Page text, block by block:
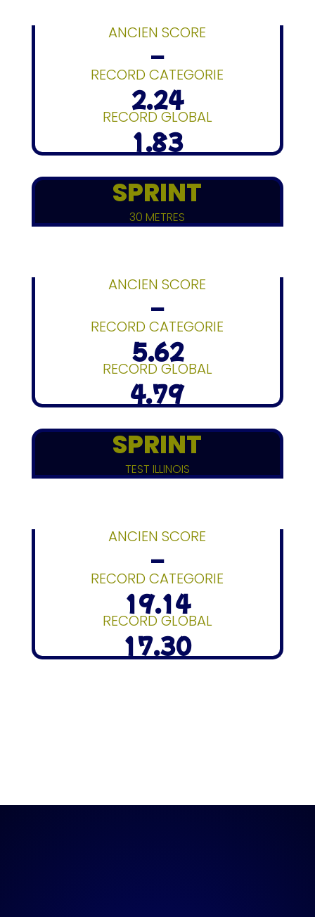
ANCIEN SCORE
–
RECORD CATEGORIE
2.24
RECORD GLOBAL
1.83
SPRINT
30 METRES
ANCIEN SCORE
–
RECORD CATEGORIE
5.62
RECORD GLOBAL
4.79
SPRINT
TEST ILLINOIS
ANCIEN SCORE
–
RECORD CATEGORIE
19.14
RECORD GLOBAL
17.30